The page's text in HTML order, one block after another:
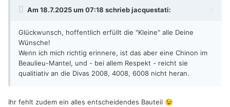
Am 18.7.2025 um 07:18 schriebjacquestati:
Glückwunsch, hoffentlich erfüllt die "Kleine" alle Deine
Wünsche!
Wenn ich mich richtig erinnere, ist das aber eine Chinon im
Beaulieu-Mantel, und - bei allem Respekt - reicht sie
qualitiativ an die Divas 2008, 4008, 6008 nicht heran.
Ihr fehlt zudem ein alles entscheidendes Bauteil 😉